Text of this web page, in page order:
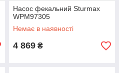
Насос фекальний Sturmax
WPM97305
Немає в наявності
4 869 ₴